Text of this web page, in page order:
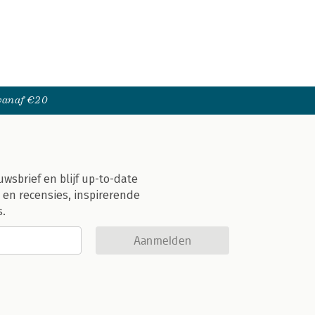
€20
en blijf up-to-date
recensies, inspirerende
Aanmelden